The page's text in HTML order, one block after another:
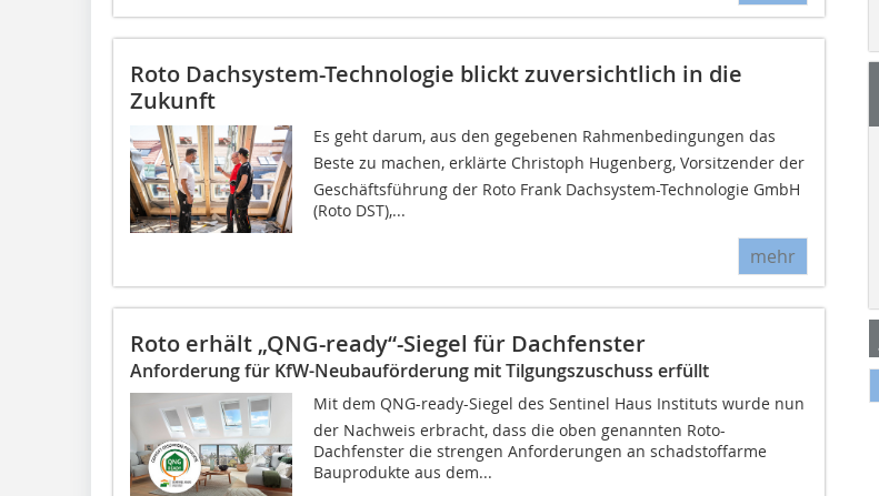
Roto Dachsystem-Technologie blickt zuversichtlich in die
Zukunft
Es geht darum, aus den gegebenen Rahmenbedingungen das
Beste zu machen, erklärte Christoph Hugenberg, Vorsitzender der
Geschäftsführung der Roto Frank Dachsystem-Technologie GmbH
(Roto DST),...
mehr
Roto erhält „QNG-ready“-Siegel für Dachfenster
Anforderung für KfW-Neubauförderung mit Tilgungszuschuss erfüllt
Mit dem QNG-ready-Siegel des Sentinel Haus Instituts wurde nun
der Nachweis erbracht, dass die oben genannten Roto-
Dachfenster die strengen Anforderungen an schadstoffarme
Bauprodukte aus dem...